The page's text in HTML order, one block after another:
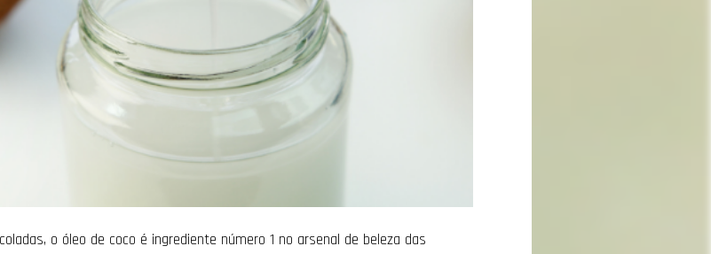
o óleo de coco é ingrediente número 1 no arsenal de beleza das